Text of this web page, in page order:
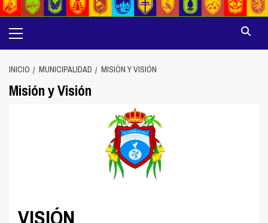
principal
INICIO MUNICIPALIDAD MISIÓN Y VISIÓN
Misión y Visión
VISIÓN